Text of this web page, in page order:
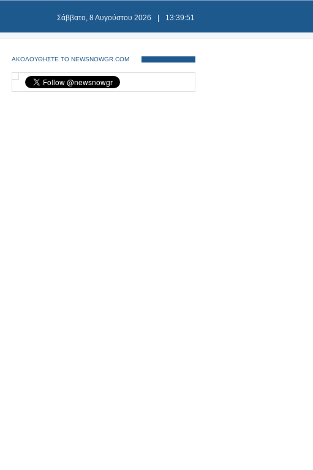
Σάββατο, 8 Αυγούστου 2026 13:39:51
ΑΚΟΛΟΥΘΗΣΤΕ ΤΟ NEWSNOWGR.COM